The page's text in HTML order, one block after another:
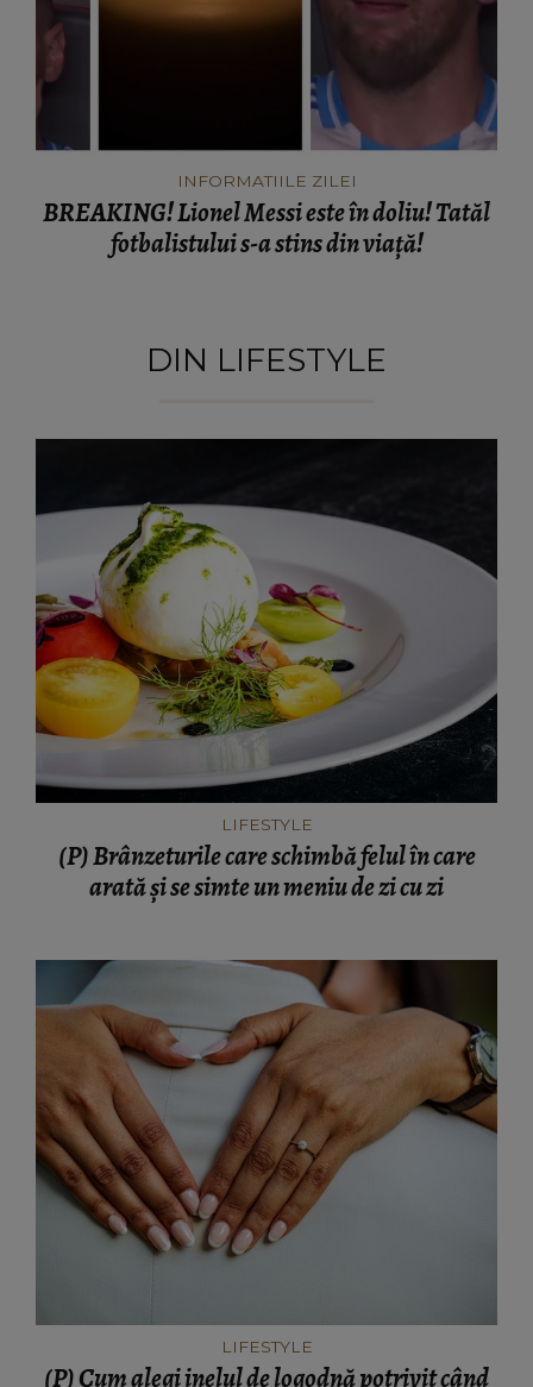
INFORMATIILE ZILEI
BREAKING! Lionel Messi este în doliu! Tatăl
fotbalistului s-a stins din viață!
DIN LIFESTYLE
LIFESTYLE
(P) Brânzeturile care schimbă felul în care
arată și se simte un meniu de zi cu zi
LIFESTYLE
(P) Cum alegi inelul de logodnă potrivit când